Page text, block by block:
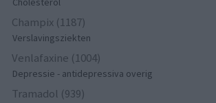
Champix (1187)
Verslavingsziekten
Venlafaxine (1004)
Depressie - antidepressiva overig
Tramadol (939)